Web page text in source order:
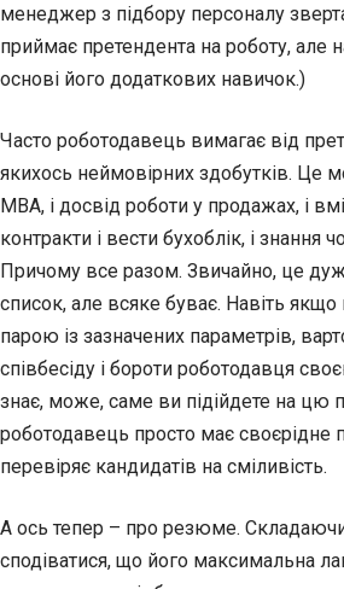
менеджер з підбору персоналу
приймає претендента на роботу, але
основі його додаткових навичок.)
Часто роботодавець вимагає від
якихось неймовірних здобутків. Це
MBA, і досвід роботи у продажах, і
контракти і вести бухоблік, і знання
Причому все разом. Звичайно, це
список, але всяке буває. Навіть
парою із зазначених параметрів,
співбесіду і бороти роботодавця
знає, може, саме ви підійдете на цю
роботодавець просто має своєрідне
перевіряє кандидатів на сміливість.
А ось тепер – про резюме.
сподіватися, що його максимальна